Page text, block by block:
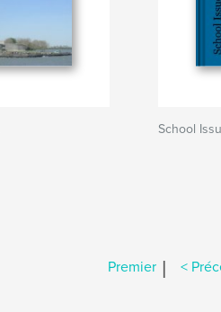
School
Premier | <